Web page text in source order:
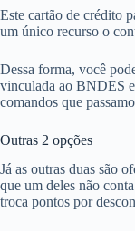
Este cartão de crédito
um único recurso o
Dessa forma, você
vinculada ao BNDES
comandos que
Outras 2 opções
Já as outras duas são
que um deles não
troca pontos por